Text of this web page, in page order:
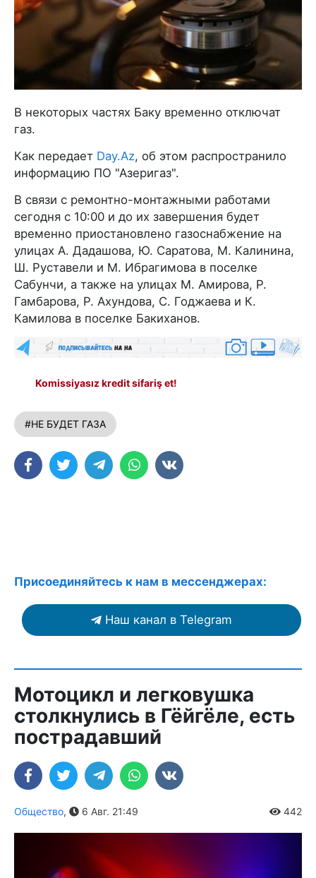
В некоторых частях Баку временно отключат
газ.
Как передает Day.Az, об этом распространило
информацию ПО "Азеригаз".
В связи с ремонтно-монтажными работами
сегодня с 10:00 и до их завершения будет
временно приостановлено газоснабжение на
улицах А. Дадашова, Ю. Саратова, М. Калинина,
Ш. Руставели и М. Ибрагимова в поселке
Сабунчи, а также на улицах М. Амирова, Р.
Гамбарова, Р. Ахундова, С. Годжаева и К.
Камилова в поселке Бакиханов.
Komissiyasız kredit sifariş et!
#НЕ БУДЕТ ГАЗА
Присоединяйтесь к нам в мессенджерах:
Наш канал в Telegram
Мотоцикл и легковушка
столкнулись в Гёйгёле, есть
пострадавший
Общество, 6 Авг. 21:49 442